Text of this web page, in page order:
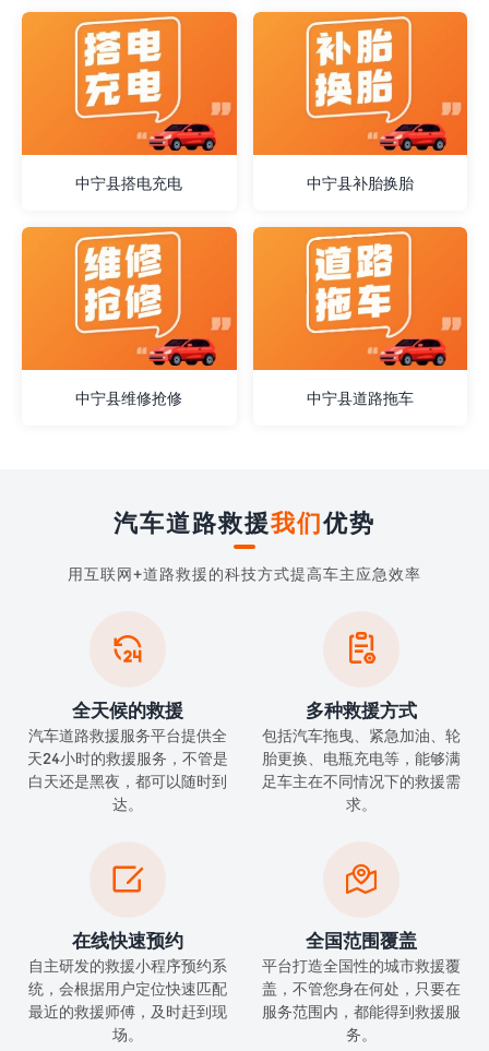
中宁县搭电充电 中宁县补胎换胎
中宁县维修抢修 中宁县道路拖车
汽车道路救援我们优势
用互联网+道路救援的科技方式提高车主应急效率

全天候的救援
汽车道路救援服务平台提供全
天24小时的救援服务，不管是
白天还是黑夜，都可以随时到
达。

多种救援方式
包括汽车拖曳、紧急加油、轮
胎更换、电瓶充电等，能够满
足车主在不同情况下的救援需
求。

在线快速预约
自主研发的救援小程序预约系
统，会根据用户定位快速匹配
最近的救援师傅，及时赶到现
场。

全国范围覆盖
平台打造全国性的城市救援覆
盖，不管您身在何处，只要在
服务范围内，都能得到救援服
务。